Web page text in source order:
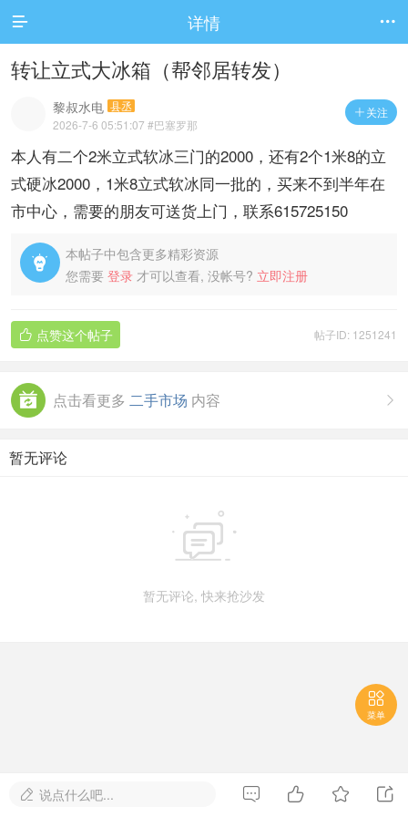
 详情 
转让立式大冰箱（帮邻居转发）
 关注
黎叔水电 县丞
2026-7-6 05:51:07 #巴塞罗那
本人有二个2米立式软冰三门的2000，还有2个1米8的立
式硬冰2000，1米8立式软冰同一批的，买来不到半年在
市中心，需要的朋友可送货上门，联系615725150

本帖子中包含更多精彩资源
您需要 登录 才可以查看, 没帐号? 立即注册
帖子ID: 1251241
 点赞这个帖子

点击看更多 二手市场 内容
暂无评论

暂无评论, 快来抢沙发

菜单
 说点什么吧...    